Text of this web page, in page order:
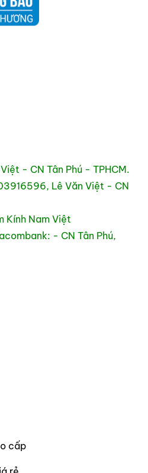
- CN Tân Phú - TPHCM.
Lê Văn Việt - CN
Kính Nam Việt
- CN Tân Phú,
cấp